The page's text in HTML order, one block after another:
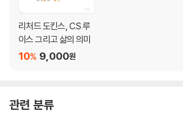
리처드 도킨스, C.S.루
이스 그리고 삶의 의미
9,000원
10%
관련 분류